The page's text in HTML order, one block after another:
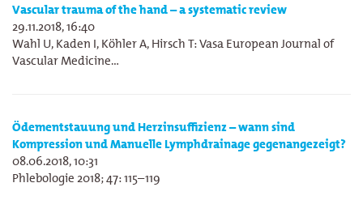
Vascular trauma of the hand – a systematic review
29.11.2018, 16:40
Wahl U, Kaden I, Köhler A, Hirsch T: Vasa European Journal of
Vascular Medicine…
Ödementstauung und Herzinsuffizienz – wann sind
Kompression und Manuelle Lymphdrainage gegenangezeigt?
08.06.2018, 10:31
Phlebologie 2018; 47: 115–119